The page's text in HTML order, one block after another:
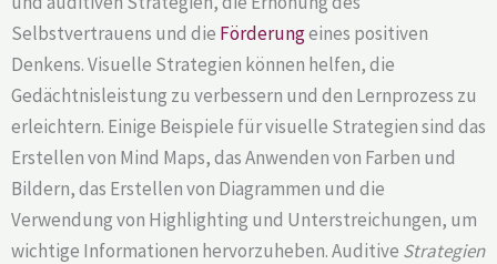
Selbstvertrauens und die Förderungeines positiven
Denkens. Visuelle Strategien können helfen, die
Gedächtnisleistung zu verbessern und den Lernprozess zu
erleichtern. Einige Beispiele für visuelle Strategien sind das
Erstellen von Mind Maps, das Anwenden von Farben und
Bildern, das Erstellen von Diagrammen und die
Verwendung von Highlighting und Unterstreichungen, um
wichtige Informationen hervorzuheben. Auditive Strategien